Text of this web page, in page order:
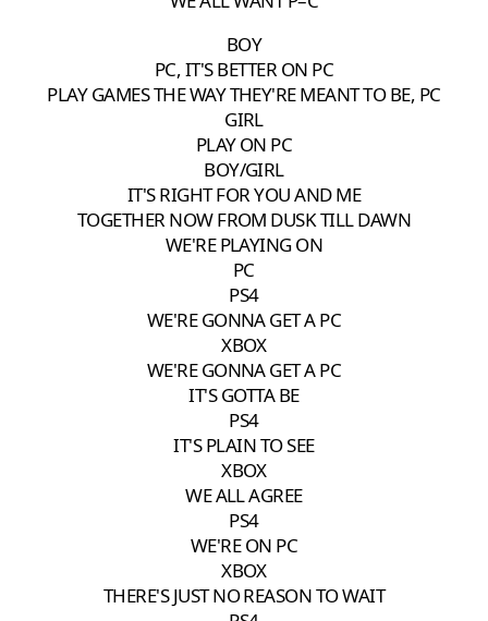
BOY
PC, IT'S BETTER ON PC
PLAY GAMES THE WAY THEY'RE MEANT TO BE, PC
GIRL
PLAY ON PC
BOY/GIRL
IT'S RIGHT FOR YOU AND ME
TOGETHER NOW FROM DUSK TILL DAWN
WE'RE PLAYING ON
WE'RE GONNA GET A PC
XBOX
WE'RE GONNA GET A PC
IT'S GOTTA BE
IT'S PLAIN TO SEE
XBOX
WE ALL AGREE
WE'RE ON PC
XBOX
THERE'S JUST NO REASON TO WAIT